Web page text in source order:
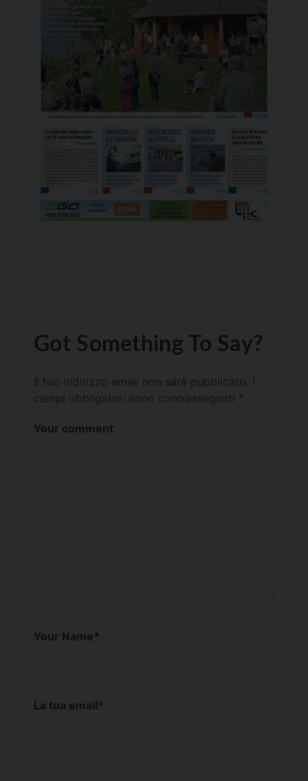
Got Something To Say?
Il tuo indirizzo email non sarà pubblicato.
campi obbligatori sono contrassegnati *
Your comment
Your Name*
La tua email*